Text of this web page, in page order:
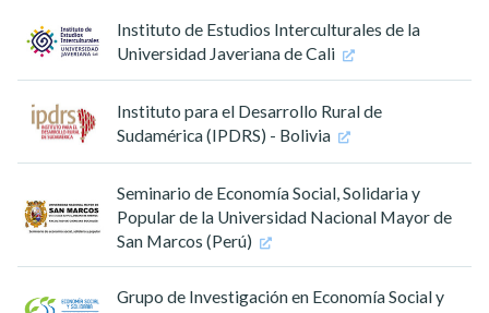
Instituto de Estudios Interculturales de la
Universidad Javeriana de Cali
Instituto para el Desarrollo Rural de
Sudamérica (IPDRS) - Bolivia
Seminario de Economía Social, Solidaria y
Popular de la Universidad Nacional Mayor de
San Marcos (Perú)
Grupo de Investigación en Economía Social y